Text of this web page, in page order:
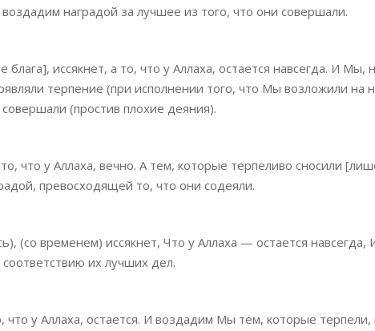
наградой за лучшее из того, что они совершали.
блага], иссякнет, а то, что у Аллаха, остается навсегда. И Мы,
терпение (при исполнении того, что Мы возложили на
(простив плохие деяния).
что у Аллаха, вечно. А тем, которые терпеливо сносили
превосходящей то, что они содеяли.
(со временем) иссякнет, Что у Аллаха — остается
их лучших дел.
что у Аллаха, остается. И воздадим Мы тем, которые